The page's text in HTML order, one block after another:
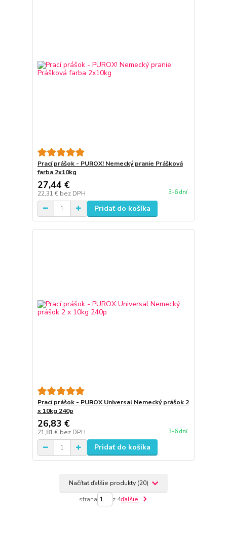
Prací prášok - PUROX! Nemecký pranie Prášková
farba 2x10kg
27,44 €
22,31 € bez DPH 3-6 dní
Pridať do košíka
Prací prášok - PUROX Universal Nemecký prášok 2
x 10kg 240p
26,83 €
21,81 € bez DPH 3-6 dní
Pridať do košíka
Načítať ďalšie produkty (20)
strana z 4ďalšie